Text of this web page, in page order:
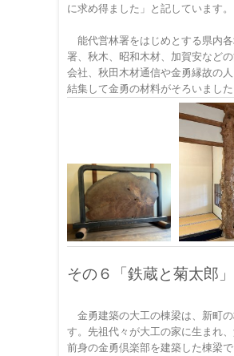
に求め得ました」と記しています。
能代営林署をはじめとする県内
署、秋木、昭和木材、加賀安など
会社、秋田木材通信や金勇縁故の
結集して金勇の材料がそろいました
その６「鉄蔵と菊太郎」
金勇建築の大工の棟梁は、新町
す。先祖代々が大工の家に生まれ
前身の金勇倶楽部を建築した棟梁